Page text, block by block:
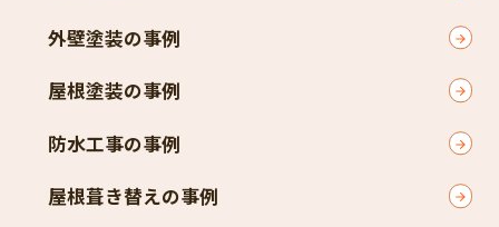
外壁塗装の事例
屋根塗装の事例
防水工事の事例
屋根葺き替えの事例